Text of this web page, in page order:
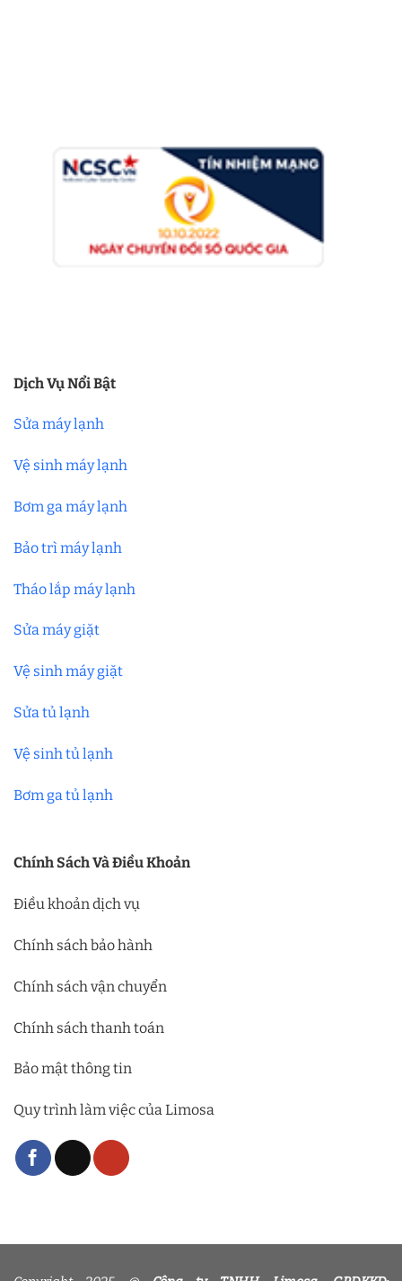
Dịch Vụ Nổi Bật
Sửa máy lạnh
Vệ sinh máy lạnh
Bơm ga máy lạnh
Bảo trì máy lạnh
Tháo lắp máy lạnh
Sửa máy giặt
Vệ sinh máy giặt
Sửa tủ lạnh
Vệ sinh tủ lạnh
Bơm ga tủ lạnh
Chính Sách Và Điều Khoản
Điều khoản dịch vụ
Chính sách bảo hành
Chính sách vận chuyển
Chính sách thanh toán
Bảo mật thông tin
Quy trình làm việc của Limosa